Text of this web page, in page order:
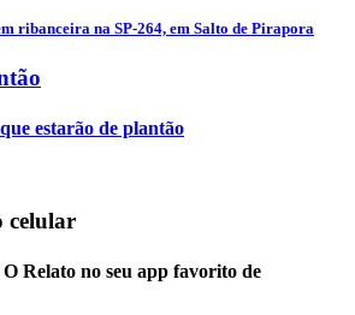
ribanceira na SP-264, em Salto de Pirapora
estarão de plantão
celular
Relato no seu app favorito de